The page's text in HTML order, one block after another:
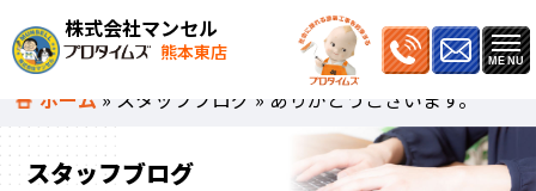
株式会社マンセル
熊本東店
ホーム » スタッフブログ » ありがとうございます。
スタッフブログ